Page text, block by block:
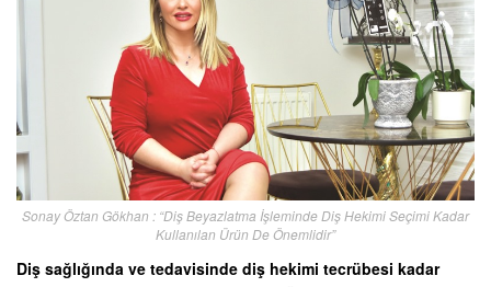
Sonay Öztan Gökhan : “Diş Beyazlatma İşleminde Diş Hekimi Seçimi Kadar
Kullanılan Ürün De Önemlidir”
Diş sağlığında ve tedavisinde diş hekimi tecrübesi kadar